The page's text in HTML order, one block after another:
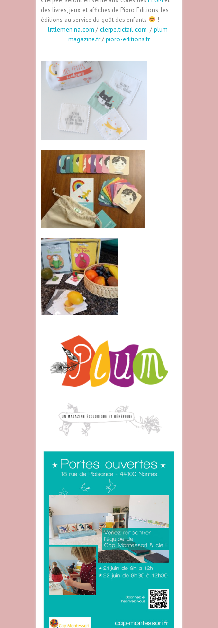
des livres, jeux et affiches de Pioro Editions, les
éditions au service du goût des enfants
!
littlemenina.com /clerpe.tictail.com /plum-
magazine.fr/pioro-editions.fr